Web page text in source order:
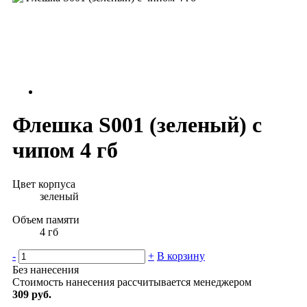
Флешка S001 (зеленый) с
чипом 4 гб
Цвет корпуса
зеленый
Объем памяти
4 гб
- + В корзину
Без нанесения
Стоимость нанесения рассчитывается менеджером
309 руб.